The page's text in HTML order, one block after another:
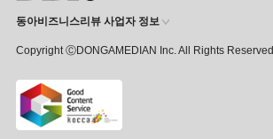
15,000여 건의 DBR 콘텐츠를
동아비즈니스리뷰 사업자 정보
Copyright ⒸDONGAMEDIAN Inc. All Rights Reserved